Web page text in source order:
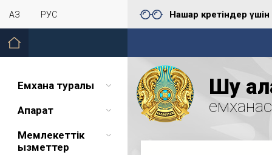
ҚАЗ РУС Нашар көретіндер үшін
Емхана туралы
Ақпарат
Мемлекеттік
қызметтер
Шу